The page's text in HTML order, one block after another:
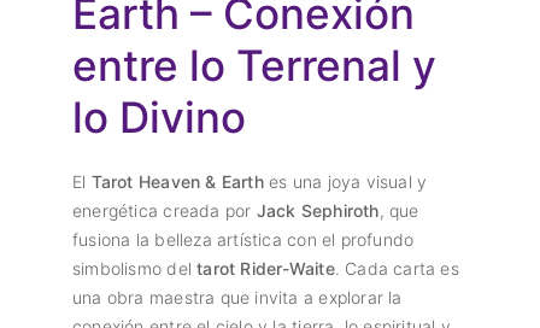
Earth – Conexión
entre lo Terrenal y
lo Divino
El Tarot Heaven & Earthes una joya visual y
energética creada por Jack Sephiroth, que
fusiona la belleza artística con el profundo
simbolismo deltarot Rider-Waite. Cada carta es
una obra maestra que invita a explorar la